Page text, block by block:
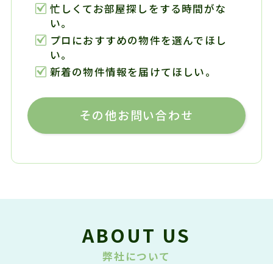
忙しくてお部屋探しをする時間がな
い。
プロにおすすめの物件を選んでほし
い。
新着の物件情報を届けてほしい。
その他お問い合わせ
ABOUT US
弊社について